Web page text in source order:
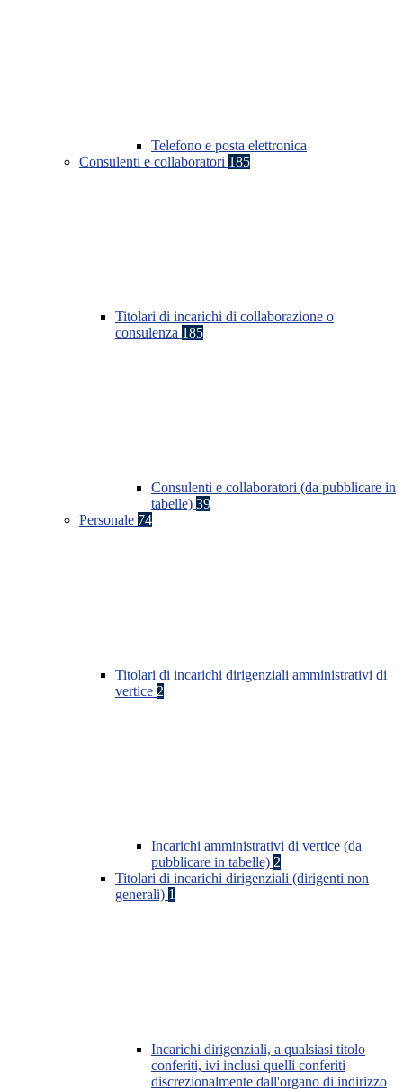
Telefono e posta elettronica
Consulenti e collaboratori 185
Titolari di incarichi di collaborazione o
consulenza 185
Consulenti e collaboratori (da pubblicare in
tabelle) 39
Personale 74
Titolari di incarichi dirigenziali amministrativi di
vertice 2
Incarichi amministrativi di vertice (da
pubblicare in tabelle) 2
Titolari di incarichi dirigenziali (dirigenti non
generali) 1
Incarichi dirigenziali, a qualsiasi titolo
conferiti, ivi inclusi quelli conferiti
discrezionalmente dall'organo di indirizzo